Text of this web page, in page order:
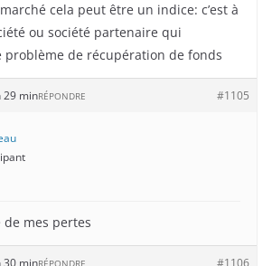
cela peut être un indice: c’est à
ou société partenaire qui
problème de récupération de fonds
29 min #1105
RÉPONDRE
mes pertes
30 min #1106
RÉPONDRE